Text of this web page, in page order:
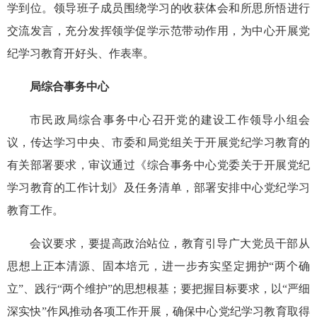
学到位。领导班子成员围绕学习的收获体会和所思所悟进行
交流发言，充分发挥领学促学示范带动作用，为中心开展党
纪学习教育开好头、作表率。
局综合事务中心
市民政局综合事务中心召开党的建设工作领导小组会
议，传达学习中央、市委和局党组关于开展党纪学习教育的
有关部署要求，审议通过《综合事务中心党委关于开展党纪
学习教育的工作计划》及任务清单，部署安排中心党纪学习
教育工作。
会议要求，要提高政治站位，教育引导广大党员干部从
思想上正本清源、固本培元，进一步夯实坚定拥护“两个确
立”、践行“两个维护”的思想根基；要把握目标要求，以“严细
深实快”作风推动各项工作开展，确保中心党纪学习教育取得